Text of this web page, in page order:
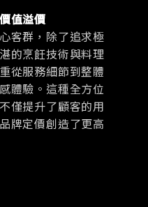
值溢價
客群，除了追求極
的烹飪技術與料理
從服務細節到整體
體驗。這種全方位
僅提升了顧客的用
牌定價創造了更高